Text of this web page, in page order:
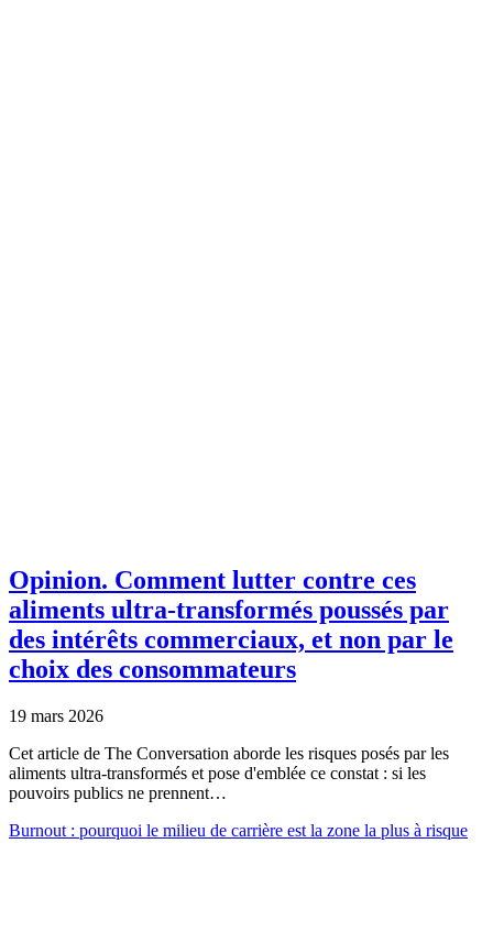
Opinion. Comment lutter contre ces
aliments ultra-transformés poussés par
des intérêts commerciaux, et non par le
choix des consommateurs
19 mars 2026
Cet article de The Conversation aborde les risques posés par les
aliments ultra-transformés et pose d'emblée ce constat : si les
pouvoirs publics ne prennent…
Burnout : pourquoi le milieu de carrière est la zone la plus à risque